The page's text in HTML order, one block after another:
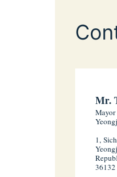
Mr.
Mayor
1,
36132